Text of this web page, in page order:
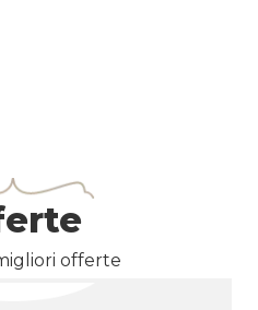
offerte